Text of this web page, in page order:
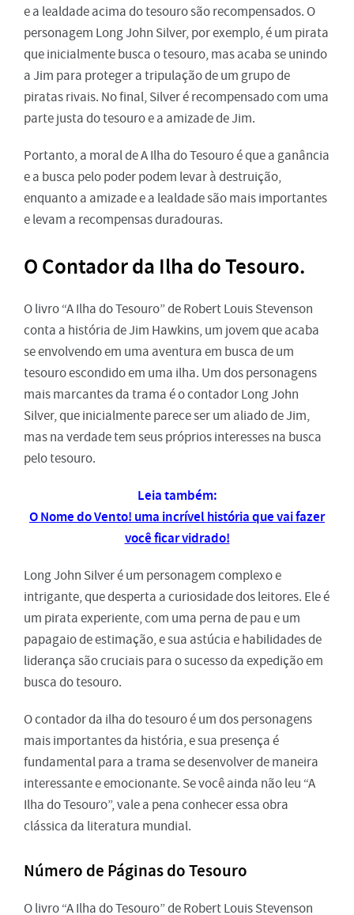
e a lealdade acima do tesouro são recompensados. O
personagem Long John Silver, por exemplo, é um pirata
que inicialmente busca o tesouro, mas acaba se unindo
a Jim para proteger a tripulação de um grupo de
piratas rivais. No final, Silver é recompensado com uma
parte justa do tesouro e a amizade de Jim.
Portanto, a moral de A Ilha do Tesouro é que a ganância
e a busca pelo poder podem levar à destruição,
enquanto a amizade e a lealdade são mais importantes
e levam a recompensas duradouras.
O Contador da Ilha do Tesouro.
O livro “A Ilha do Tesouro” de Robert Louis Stevenson
conta a história de Jim Hawkins, um jovem que acaba
se envolvendo em uma aventura em busca de um
tesouro escondido em uma ilha. Um dos personagens
mais marcantes da trama é o contador Long John
Silver, que inicialmente parece ser um aliado de Jim,
mas na verdade tem seus próprios interesses na busca
pelo tesouro.
Leia também:
O Nome do Vento! uma incrível história que vai fazer
você ficar vidrado!
Long John Silver é um personagem complexo e
intrigante, que desperta a curiosidade dos leitores. Ele é
um pirata experiente, com uma perna de pau e um
papagaio de estimação, e sua astúcia e habilidades de
liderança são cruciais para o sucesso da expedição em
busca do tesouro.
O contador da ilha do tesouro é um dos personagens
mais importantes da história, e sua presença é
fundamental para a trama se desenvolver de maneira
interessante e emocionante. Se você ainda não leu “A
Ilha do Tesouro”, vale a pena conhecer essa obra
clássica da literatura mundial.
Número de Páginas do Tesouro
O livro “A Ilha do Tesouro” de Robert Louis Stevenson